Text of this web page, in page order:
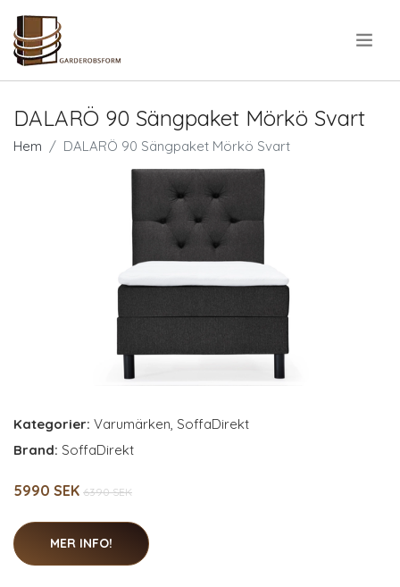
DALARÖ 90 Sängpaket Mörkö Svart
Hem DALARÖ 90 Sängpaket Mörkö Svart
Kategorier: Varumärken, SoffaDirekt
Brand: SoffaDirekt
5990 SEK 6390 SEK
MER INFO!